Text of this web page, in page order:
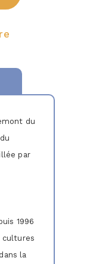
du
par
1996
cultures
la